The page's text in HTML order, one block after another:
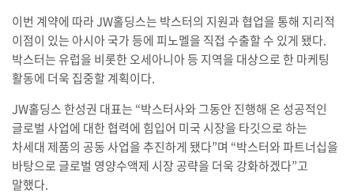
이번 계약에 따라 JW홀딩스는 박스터의 지원과 협업을 통해 지리적
이점이 있는 아시아 국가 등에 피노멜을 직접 수출할 수 있게 됐다.
박스터는 유럽을 비롯한 오세아니아 등 지역을 대상으로 한 마케팅
활동에 더욱 집중할 계획이다.
JW홀딩스 한성권 대표는 “박스터사와 그동안 진행해 온 성공적인
글로벌 사업에 대한 협력에 힘입어 미국 시장을 타깃으로 하는
차세대 제품의 공동 사업을 추진하게 됐다”며 “박스터와 파트너십을
바탕으로 글로벌 영양수액제 시장 공략을 더욱 강화하겠다”고
말했다.